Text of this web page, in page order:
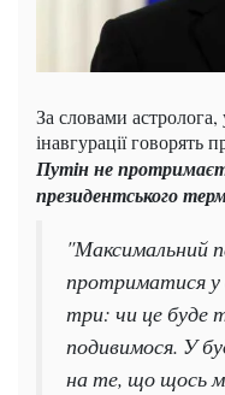
За словами астролога,
інавгурації говорять
Путін не
президентського
"Максимальний
протриматися у
три: чи це буде
подивимося. У
на те, що щось